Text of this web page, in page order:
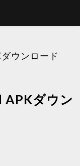
ウンロード
APKダウン